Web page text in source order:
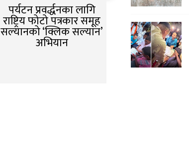
पर्यटन प्रवर्द्धनका लागि
राष्ट्रिय फोटो पत्रकार समूह
सल्यानको ‘क्लिक सल्यान’
अभियान